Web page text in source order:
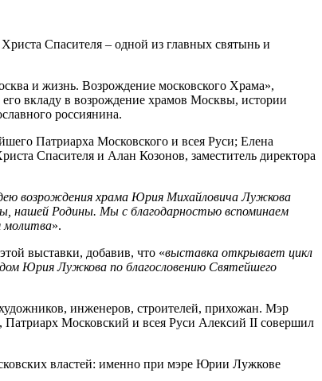
Спасителя – одной из главных святынь и
и жизнь. Возрождение московского Храма»,
вкладу в возрождение храмов Москвы, истории
россиянина.
Патриарха Московского и всея Руси; Елена
Спасителя и Алан Козонов, заместитель директора
возрождения храма Юрия Михайловича Лужкова
нашей Родины. Мы с благодарностью вспоминаем
молитва».
выставки, добавив, что «выставка открывает цикл
Юрия Лужкова по благословению Святейшего
инженеров, строителей, прихожан. Мэр
Патриарх Московский и всея Руси Алексий II совершил
властей: именно при мэре Юрии Лужкове